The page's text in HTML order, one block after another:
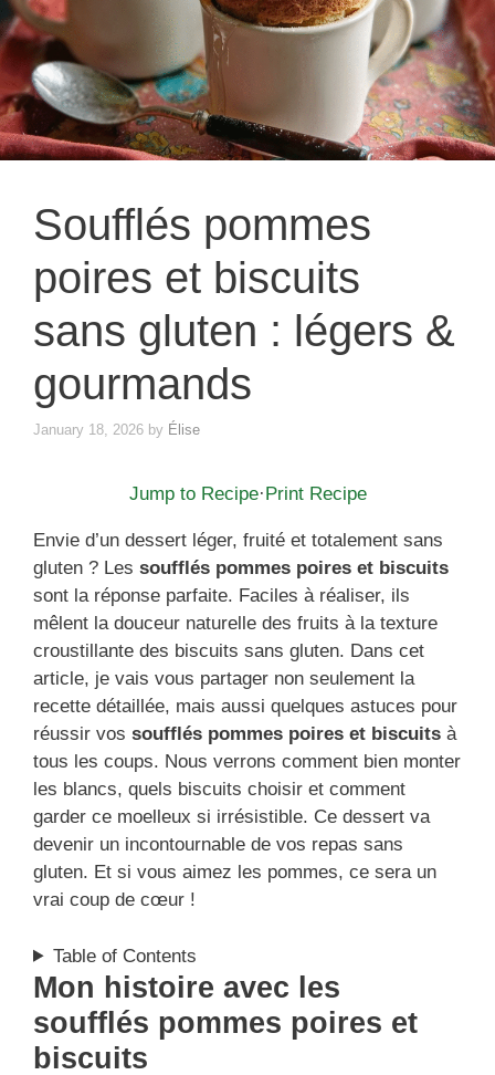
Soufflés pommes
poires et biscuits
sans gluten : légers &
gourmands
January 18, 2026 by Élise
Jump to Recipe· Print Recipe
Envie d’un dessert léger, fruité et totalement sans
gluten ? Les soufflés pommes poires et biscuits
sont la réponse parfaite. Faciles à réaliser, ils
mêlent la douceur naturelle des fruits à la texture
croustillante des biscuits sans gluten. Dans cet
article, je vais vous partager non seulement la
recette détaillée, mais aussi quelques astuces pour
réussir vos soufflés pommes poires et biscuits à
tous les coups. Nous verrons comment bien monter
les blancs, quels biscuits choisir et comment
garder ce moelleux si irrésistible. Ce dessert va
devenir un incontournable de vos repas sans
gluten. Et si vous aimez les pommes, ce sera un
vrai coup de cœur !
Table of Contents
Mon histoire avec les
soufflés pommes poires et
biscuits